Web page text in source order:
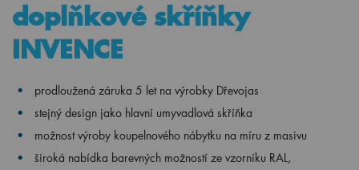
doplňkové skříňky
INVENCE
prodloužená záruka 5 let na výrobky Dřevojas
stejný design jako hlavní umyvadlová skříňka
možnost výroby koupelnového nábytku na míru z masivu
široká nabídka barevných možností ze vzorníku RAL,